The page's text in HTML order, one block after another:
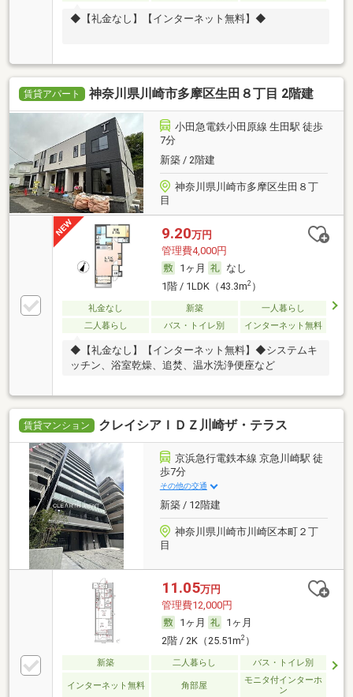
◆【礼金なし】【インターネット無料】◆
賃貸アパート 神奈川県川崎市多摩区生田８丁目 2階建
小田急電鉄小田原線 生田駅 徒歩
7分
新築 / 2階建
神奈川県川崎市多摩区生田８丁
目
9.20万円
管理費4,000円
1ヶ月
なし
1階 / 1LDK（43.3m2）
礼金なし 新築
一人暮らし
二人暮らし
バス・トイレ別 インターネット無料
◆【礼金なし】【インターネット無料】◆システムキ
ッチン、浴室乾燥、追焚、温水洗浄便座など
賃貸マンション クレイシアＩＤＺ川崎ザ・テラス
京浜急行電鉄本線 京急川崎駅 徒
歩7分
その他の交通
新築 / 12階建
神奈川県川崎市川崎区本町２丁
目
11.05万円
管理費12,000円
1ヶ月
1ヶ月
2階 / 2K（25.51m2）
新築 二人暮らし バス・トイレ別
インターネット無料 角部屋
モニタ付インターホ
ン